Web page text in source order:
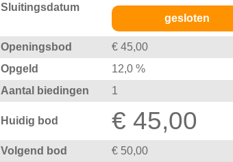
Sluitingsdatum
gesloten
Openingsbod
€ 45,00
Opgeld
12,0 %
Aantal biedingen
1
Huidig bod € 45,00
Volgend bod € 50,00